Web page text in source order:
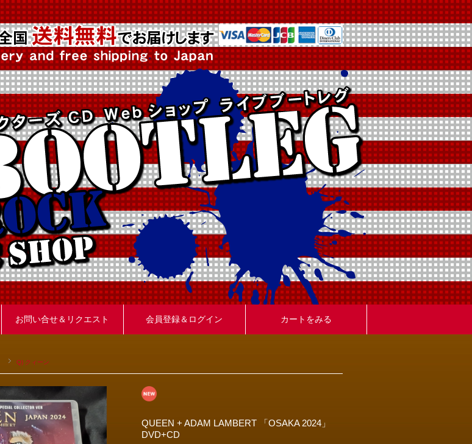
お問い合せ＆リクエスト 会員登録＆ログイン カートをみる
Q) クィーン
QUEEN + ADAM LAMBERT 「OSAKA 2024」
DVD+CD